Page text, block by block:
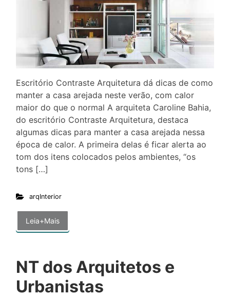
Escritório Contraste Arquitetura dá dicas de como
manter a casa arejada neste verão, com calor
maior do que o normal A arquiteta Caroline Bahia,
do escritório Contraste Arquitetura, destaca
algumas dicas para manter a casa arejada nessa
época de calor. A primeira delas é ficar alerta ao
tom dos itens colocados pelos ambientes, “os
tons […]
arqInterior
Leia+Mais
NT dos Arquitetos e
Urbanistas